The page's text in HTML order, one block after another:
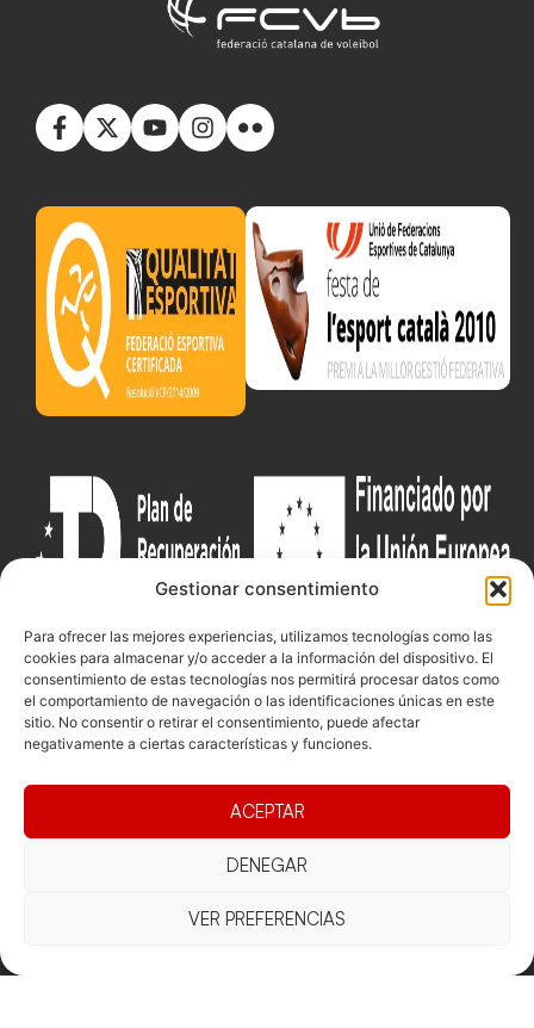
Gestionar consentimiento
Para ofrecer las mejores experiencias, utilizamos tecnologías como las
cookies para almacenar y/o acceder a la información del dispositivo. El
consentimiento de estas tecnologías nos permitirá procesar datos como
el comportamiento de navegación o las identificaciones únicas en este
sitio. No consentir o retirar el consentimiento, puede afectar
negativamente a ciertas características y funciones.
ACEPTAR
DENEGAR
VER PREFERENCIAS
Federació
Presidència
directiva
Competicions
Competiciones
Competiciones
Vólei neu
Documentacio
Funcionament
Transparència
Eleccions
Contacte
Barcelona